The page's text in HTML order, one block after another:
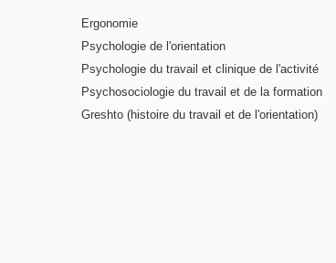
Ergonomie
Psychologie de l'orientation
Psychologie du travail et clinique de l'activité
Psychosociologie du travail et de la formation
Greshto (histoire du travail et de l'orientation)